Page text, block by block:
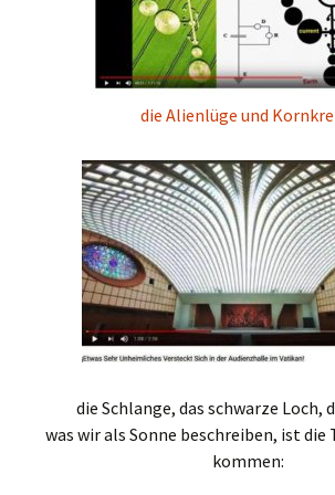
die Alienlüge und
die Schlange, das schwarze Loch,
was wir als Sonne beschreiben, ist die
kommen: